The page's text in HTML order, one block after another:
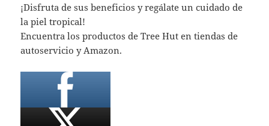
¡Disfruta de sus beneficios y regálate un cuidado de
la piel tropical!
Encuentra los productos de Tree Hut en tiendas de
autoservicio y Amazon.